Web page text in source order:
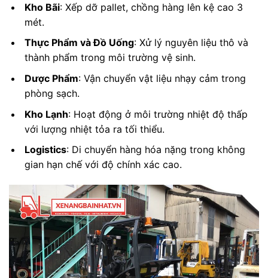
Kho Bãi: Xếp dỡ pallet, chồng hàng lên kệ cao 3
mét.
Thực Phẩm và Đồ Uống: Xử lý nguyên liệu thô và
thành phẩm trong môi trường vệ sinh.
Dược Phẩm: Vận chuyển vật liệu nhạy cảm trong
phòng sạch.
Kho Lạnh: Hoạt động ở môi trường nhiệt độ thấp
với lượng nhiệt tỏa ra tối thiểu.
Logistics: Di chuyển hàng hóa nặng trong không
gian hạn chế với độ chính xác cao.